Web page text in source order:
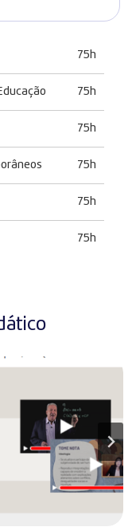
75h
75h
75h
75h
75h
75h